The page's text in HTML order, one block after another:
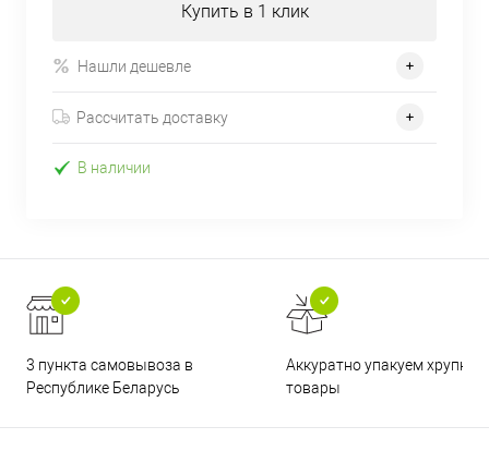
Купить в 1 клик
Нашли дешевле
Рассчитать доставку
В наличии
3 пункта самовывоза в
Республике Беларусь
Аккуратно упакуем хрупкие
товары